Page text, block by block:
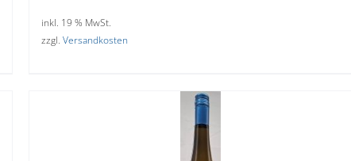
inkl. 19 % MwSt.
zzgl. Versandkosten